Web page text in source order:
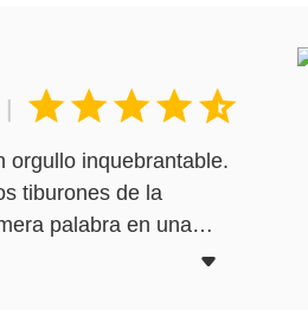
| 
orgullo inquebrantable.
tiburones de la
palabra en una
